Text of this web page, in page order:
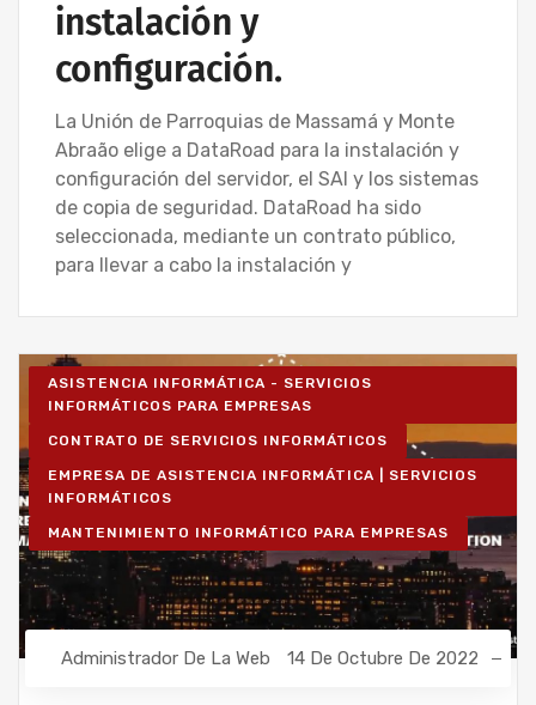
instalación y
configuración.
La Unión de Parroquias de Massamá y Monte
Abraão elige a DataRoad para la instalación y
configuración del servidor, el SAI y los sistemas
de copia de seguridad. DataRoad ha sido
seleccionada, mediante un contrato público,
para llevar a cabo la instalación y
ASISTENCIA INFORMÁTICA - SERVICIOS
INFORMÁTICOS PARA EMPRESAS
CONTRATO DE SERVICIOS INFORMÁTICOS
EMPRESA DE ASISTENCIA INFORMÁTICA | SERVICIOS
INFORMÁTICOS
MANTENIMIENTO INFORMÁTICO PARA EMPRESAS
Administrador De La Web 14 De Octubre De 2022